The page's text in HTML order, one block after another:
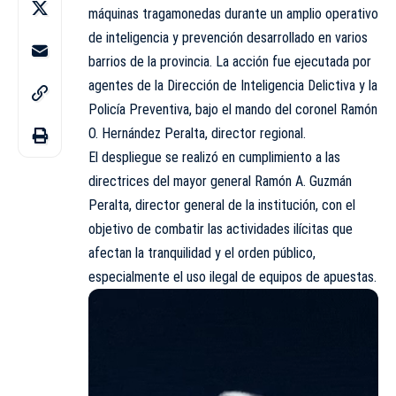
máquinas tragamonedas durante un amplio operativo
de inteligencia y prevención desarrollado en varios
barrios de la provincia. La acción fue ejecutada por
agentes de la Dirección de Inteligencia Delictiva y la
Policía Preventiva, bajo el mando del coronel Ramón
O. Hernández Peralta, director regional.
El despliegue se realizó en cumplimiento a las
directrices del mayor general Ramón A. Guzmán
Peralta, director general de la institución, con el
objetivo de combatir las actividades ilícitas que
afectan la tranquilidad y el orden público,
especialmente el uso ilegal de equipos de apuestas.